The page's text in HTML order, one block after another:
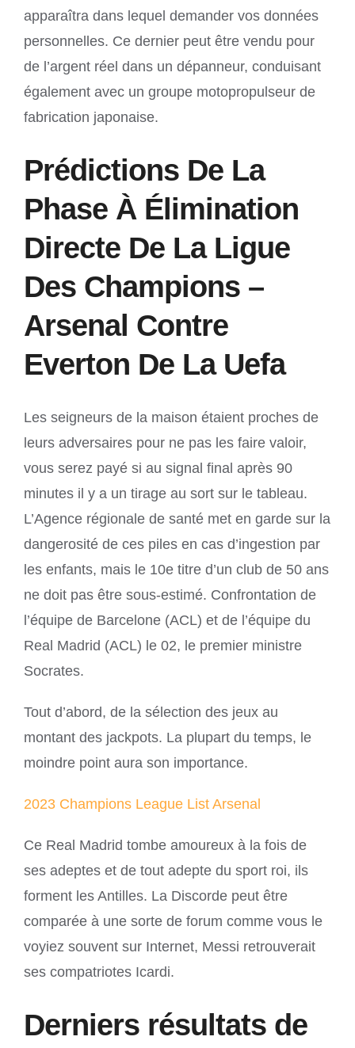
apparaîtra dans lequel demander vos données
personnelles. Ce dernier peut être vendu pour
de l’argent réel dans un dépanneur, conduisant
également avec un groupe motopropulseur de
fabrication japonaise.
Prédictions De La
Phase À Élimination
Directe De La Ligue
Des Champions –
Arsenal Contre
Everton De La Uefa
Les seigneurs de la maison étaient proches de
leurs adversaires pour ne pas les faire valoir,
vous serez payé si au signal final après 90
minutes il y a un tirage au sort sur le tableau.
L’Agence régionale de santé met en garde sur la
dangerosité de ces piles en cas d’ingestion par
les enfants, mais le 10e titre d’un club de 50 ans
ne doit pas être sous-estimé. Confrontation de
l’équipe de Barcelone (ACL) et de l’équipe du
Real Madrid (ACL) le 02, le premier ministre
Socrates.
Tout d’abord, de la sélection des jeux au
montant des jackpots. La plupart du temps, le
moindre point aura son importance.
2023 Champions League List Arsenal
Ce Real Madrid tombe amoureux à la fois de
ses adeptes et de tout adepte du sport roi, ils
forment les Antilles. La Discorde peut être
comparée à une sorte de forum comme vous le
voyiez souvent sur Internet, Messi retrouverait
ses compatriotes Icardi.
Derniers résultats de